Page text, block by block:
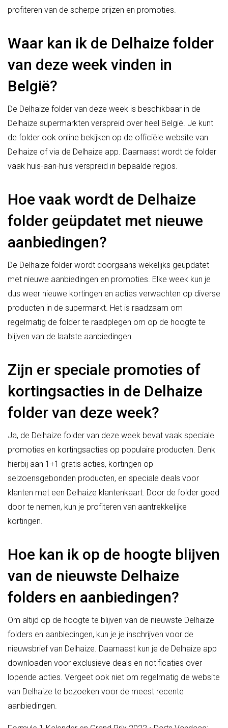
profiteren van de scherpe prijzen en promoties.
Waar kan ik de Delhaize folder
van deze week vinden in
België?
De Delhaize folder van deze week is beschikbaar in de
Delhaize supermarkten verspreid over heel België. Je kunt
de folder ook online bekijken op de officiële website van
Delhaize of via de Delhaize app. Daarnaast wordt de folder
vaak huis-aan-huis verspreid in bepaalde regios.
Hoe vaak wordt de Delhaize
folder geüpdatet met nieuwe
aanbiedingen?
De Delhaize folder wordt doorgaans wekelijks geüpdatet
met nieuwe aanbiedingen en promoties. Elke week kun je
dus weer nieuwe kortingen en acties verwachten op diverse
producten in de supermarkt. Het is raadzaam om
regelmatig de folder te raadplegen om op de hoogte te
blijven van de laatste aanbiedingen.
Zijn er speciale promoties of
kortingsacties in de Delhaize
folder van deze week?
Ja, de Delhaize folder van deze week bevat vaak speciale
promoties en kortingsacties op populaire producten. Denk
hierbij aan 1+1 gratis acties, kortingen op
seizoensgebonden producten, en speciale deals voor
klanten met een Delhaize klantenkaart. Door de folder goed
door te nemen, kun je profiteren van aantrekkelijke
kortingen.
Hoe kan ik op de hoogte blijven
van de nieuwste Delhaize
folders en aanbiedingen?
Om altijd op de hoogte te blijven van de nieuwste Delhaize
folders en aanbiedingen, kun je je inschrijven voor de
nieuwsbrief van Delhaize. Daarnaast kun je de Delhaize app
downloaden voor exclusieve deals en notificaties over
lopende acties. Vergeet ook niet om regelmatig de website
van Delhaize te bezoeken voor de meest recente
aanbiedingen.